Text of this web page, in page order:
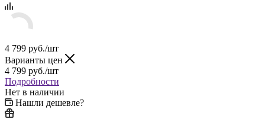
4 799 руб./шт
Варианты цен
4 799 руб./шт
Подробности
Нет в наличии
Нашли дешевле?